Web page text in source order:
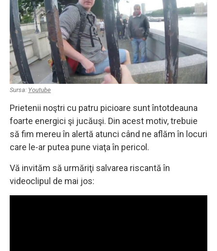
Sursa: Youtube
Prietenii noştri cu patru picioare sunt întotdeauna
foarte energici şi jucăuşi. Din acest motiv, trebuie
să fim mereu în alertă atunci când ne aflăm în locuri
care le-ar putea pune viaţa în pericol.
Vă invităm să urmăriţi salvarea riscantă în
videoclipul de mai jos: